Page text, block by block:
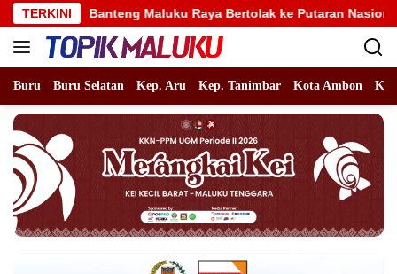
Langsung
ke
konten
TERKINI
Maluku Raya Bertolak ke Putaran Nasional, Alhidayat
Buru Buru Selatan Kep. Aru Kep. Tanimbar Kota Ambon